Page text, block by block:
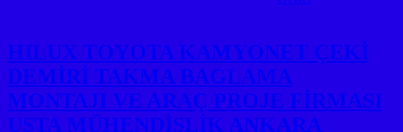
HILUX TOYOTA KAMYONET ÇEKİ
DEMİRİ TAKMA BAGLAMA
MONTAJI VE ARAÇ PROJE FİRMASI
USTA MÜHENDİSLİK ANKARA